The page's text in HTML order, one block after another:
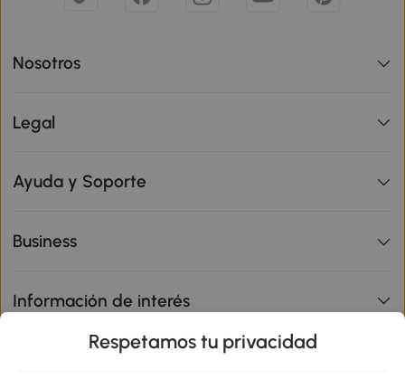
Nosotros
Legal
Ayuda y Soporte
Business
Información de interés
Respetamos tu privacidad